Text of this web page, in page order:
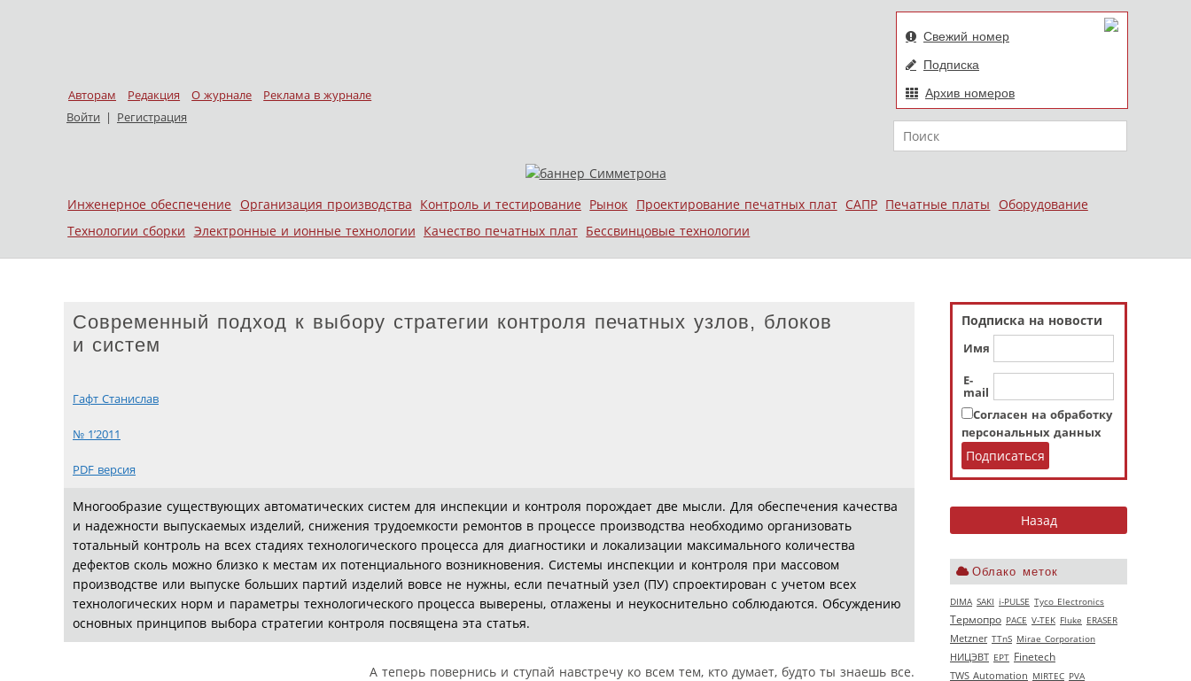
Авторам Редакция О журнале
Реклама в журнале
Войти | Регистрация
Свежий номер
Подписка
Архив номеров
Поиск
Меню
Skip to content
Инженерное обеспечение Организация производства Контроль и тестирование Рынок Проектирование печатных плат САПР Печатные платы
Оборудование
Технологии сборки Электронные и ионные технологии Качество печатных плат Бессвинцовые технологии
Подписка на новости
Имя
E-
mail
Согласен на обработку
персональных данных
Облако меток
DIMA SAKI i-PULSE Tyco Electronics
Термопро РАСЕ V‑TEK Fluke ERASER
Metzner TTnS Mirae Corporation
НИЦЭВТ EPT Finetech
TWS Automation MIRTEC PVA
Современный подход к выбору стратегии контроля печатных узлов, блоков
и систем
Гафт Станислав
№ 1’2011
PDF версия
Многообразие существующих автоматических систем для инспекции и контроля порождает две мысли. Для обеспечения качества
и надежности выпускаемых изделий, снижения трудоемкости ремонтов в процессе производства необходимо организовать
тотальный контроль на всех стадиях технологического процесса для диагностики и локализации максимального количества
дефектов сколь можно близко к местам их потенциального возникновения. Системы инспекции и контроля при массовом
производстве или выпуске больших партий изделий вовсе не нужны, если печатный узел (ПУ) спроектирован с учетом всех
технологических норм и параметры технологического процесса выверены, отлажены и неукоснительно соблюдаются. Обсуждению
основных принципов выбора стратегии контроля посвящена эта статья.
А теперь повернись и ступай навстречу ко всем тем, кто думает, будто ты знаешь все.